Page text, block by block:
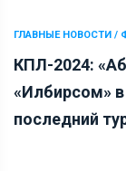
ГЛАВНЫЕ НОВОСТИ /
КПЛ-2024:
«Илбирсом»
последний